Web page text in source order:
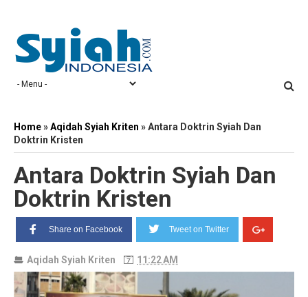
Home»Aqidah Syiah Kriten »Antara Doktrin Syiah Dan
Doktrin Kristen
Antara Doktrin Syiah Dan
Doktrin Kristen
Share on Facebook Tweet on Twitter
Aqidah Syiah Kriten 11:22 AM